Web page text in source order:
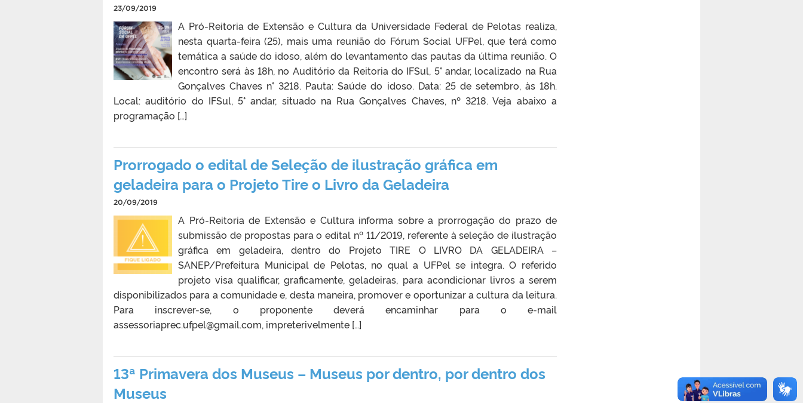
23/09/2019
A Pró-Reitoria de Extensão e Cultura da Universidade Federal de Pelotas realiza,
nesta quarta-feira (25), mais uma reunião do Fórum Social UFPel, que terá como
temática a saúde do idoso, além do levantamento das pautas da última reunião. O
encontro será às 18h, no Auditório da Reitoria do IFSul, 5° andar, localizado na Rua
Gonçalves Chaves n° 3218. Pauta: Saúde do idoso. Data: 25 de setembro, às 18h.
Local: auditório do IFSul, 5° andar, situado na Rua Gonçalves Chaves, nº 3218. Veja abaixo a
programação […]
Prorrogado o edital de Seleção de ilustração gráfica em
geladeira para o Projeto Tire o Livro da Geladeira
20/09/2019
A Pró-Reitoria de Extensão e Cultura informa sobre a prorrogação do prazo de
submissão de propostas para o edital nº 11/2019, referente à seleção de ilustração
gráfica em geladeira, dentro do Projeto TIRE O LIVRO DA GELADEIRA –
SANEP/Prefeitura Municipal de Pelotas, no qual a UFPel se integra. O referido
projeto visa qualificar, graficamente, geladeiras, para acondicionar livros a serem
disponibilizados para a comunidade e, desta maneira, promover e oportunizar a cultura da leitura.
Para inscrever-se, o proponente deverá encaminhar para o e-mail
assessoriaprec.ufpel@gmail.com, impreterivelmente […]
13ª Primavera dos Museus – Museus por dentro, por dentro dos
Museus